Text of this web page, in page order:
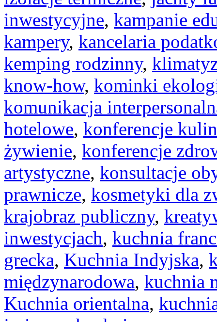
inwestycyjne, kampanie
kampery, kancelaria
kemping rodzinny,
know-how, kominki
komunikacja
hotelowe, konferencje
żywienie, konferencje
artystyczne, konsultacje
prawnicze, kosmetyki dla
krajobraz publiczny,
inwestycjach, kuchnia
grecka, Kuchnia Indyjska,
międzynarodowa, kuchnia
Kuchnia orientalna,